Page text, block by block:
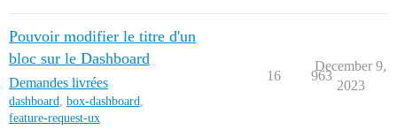
Pouvoir modifier le titre d'un
bloc sur le Dashboard
Demandes livrées
dashboard box-dashboard
feature-request-ux
16 963
December 9,
2023